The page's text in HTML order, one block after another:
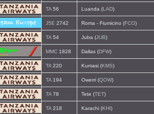
TA 56 Luanda (LAD)
J5E 2742 Roma - Fiumicino (FCO)
TA 54 Juba (JUB)
MMC 1828 Dallas (DFW)
TA 220 Kumasi (KMS)
TA 194 Owerri (QOW)
TA 78 Tete (TET)
TA 218 Karachi (KHI)